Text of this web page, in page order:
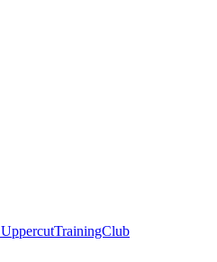
UppercutTrainingClub